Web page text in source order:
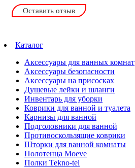
Оставить отзыв
Каталог
Аксессуары для ванных комнат
Аксессуары безопасности
Аксессуары на присосках
Душевые лейки и шланги
Инвентарь для уборки
Коврики для ванной и туалета
Карнизы для ванной
Подголовники для ванной
Противоскользящие коврики
Шторки для ванной комнаты
Полотенца Moeve
Полки Tekno-tel